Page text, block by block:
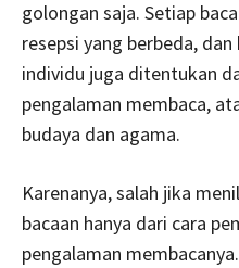
golongan saja. Setiap
resepsi yang berbeda,
individu juga ditentukan
pengalaman membaca,
budaya dan agama.
Karenanya, salah jika
bacaan hanya dari cara
pengalaman